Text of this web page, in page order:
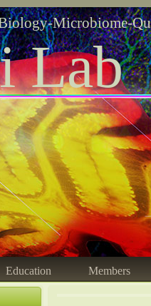
Microbiome-
Lab
Education Members